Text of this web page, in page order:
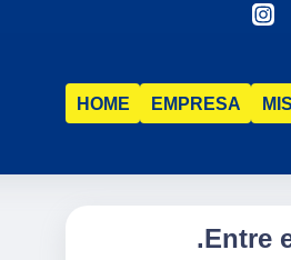
HOME EMPRESA
.Entre